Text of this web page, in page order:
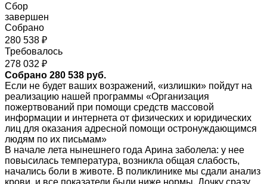
Сбор
завершен
Собрано
280 538 ₽
Требовалось
278 032 ₽
Собрано 280 538 руб.
Если не будет ваших возражений, «излишки» пойдут на
реализацию нашей программы «Организация
пожертвований при помощи средств массовой
информации и интернета от физических и юридических
лиц для оказания адресной помощи остронуждающимся
людям по их письмам»
В начале лета нынешнего года Арина заболела: у нее
повысилась температура, возникла общая слабость,
начались боли в животе. В поликлинике мы сдали анализ
крови, и все показатели были ниже нормы. Дочку сразу